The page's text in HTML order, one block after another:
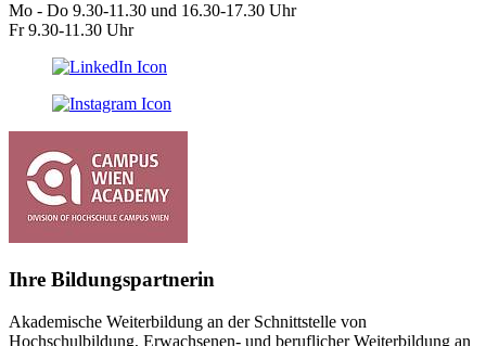
Mo - Do 9.30-11.30 und 16.30-17.30 Uhr
Fr 9.30-11.30 Uhr
Ihre Bildungspartnerin
Akademische Weiterbildung an der Schnittstelle von
Hochschulbildung, Erwachsenen- und beruflicher Weiterbildung an